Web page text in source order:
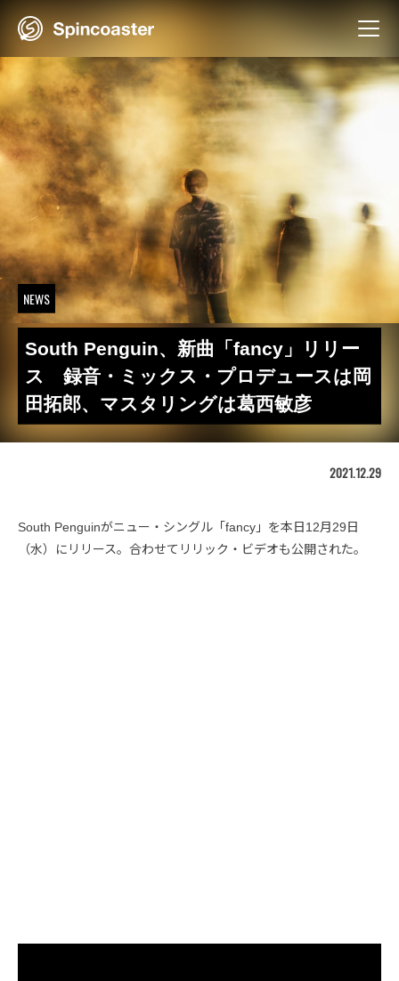
NEWS
South Penguin、新曲「fancy」リリー
ス 録音・ミックス・プロデュースは岡
田拓郎、マスタリングは葛西敏彦
2021.12.29
South Penguinがニュー・シングル「fancy」を本日12月29日
（水）にリリース。合わせてリリック・ビデオも公開された。